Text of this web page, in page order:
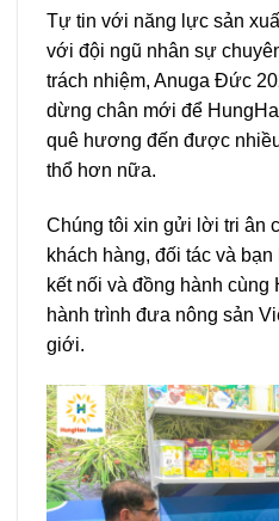
Tự tin với năng lực sản
với đội ngũ nhân sự
trách nhiệm, Anuga Đức
dừng chân mới để
quê hương đến được
thổ hơn nữa.
Chúng tôi xin gửi lời tri ân
khách hàng, đối tác và
kết nối và đồng hành cùng
hành trình đưa nông sản
giới.